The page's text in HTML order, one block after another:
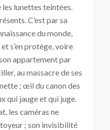
lunettes teintées.
C’est par sa
du monde,
et s’en protège, voire
appartement par
au massacre de ses
; œil du canon des
qui jauge et qui juge.
les caméras ne
; son invisibilité